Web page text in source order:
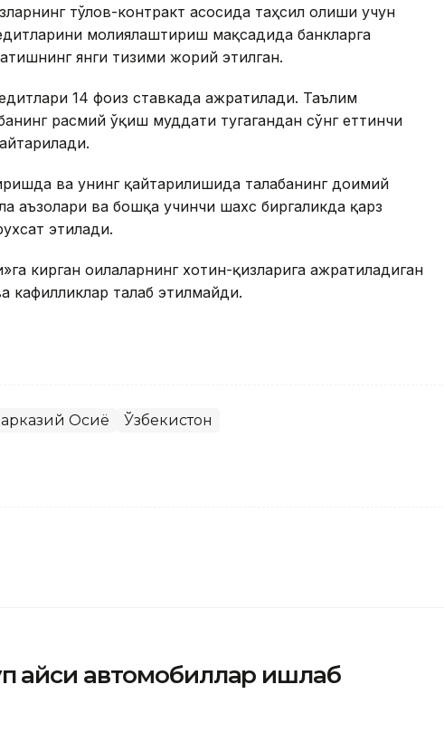
тўлов-контракт асосида таҳсил олиши учун
молиялаштириш мақсадида банкларга
янги тизими жорий этилган.
14 фоиз ставкада ажратилади. Таълим
расмий ўқиш муддати тугагандан сўнг еттинчи
ва унинг қайтарилишида талабанинг доимий
аъзолари ва бошқа учинчи шахс биргаликда қарз
этилади.
кирган оилаларнинг хотин-қизларига ажратиладиган
кафилликлар талаб этилмайди.
Осиё Ўзбекистон
қайси автомобиллар ишлаб